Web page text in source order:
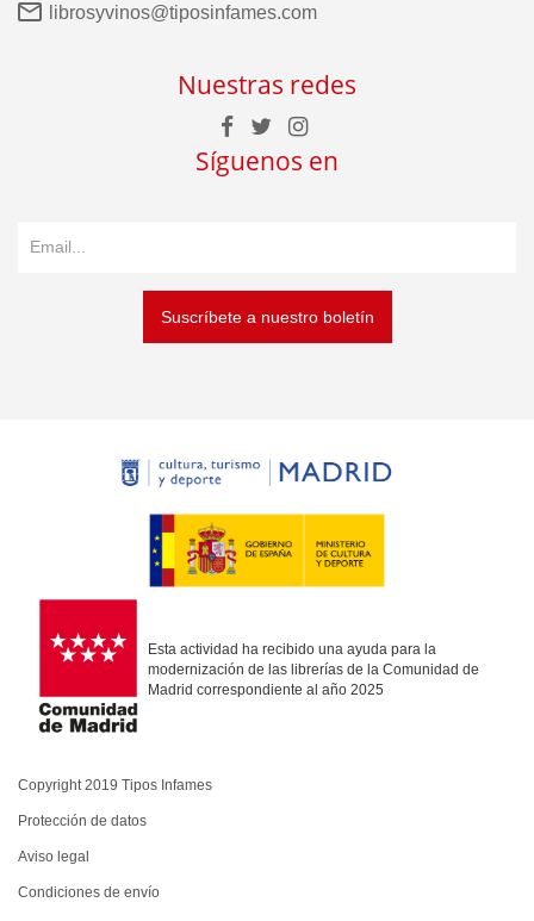
librosyvinos@tiposinfames.com
Nuestras redes
Síguenos en
Suscríbete a nuestro boletín
Esta actividad ha recibido una ayuda para la
modernización de las librerías de la Comunidad de
Madrid correspondiente al año 2025
Copyright 2019 Tipos Infames
Protección de datos
Aviso legal
Condiciones de envío